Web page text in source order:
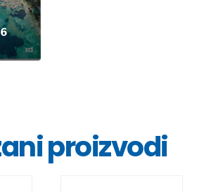
proizvodi